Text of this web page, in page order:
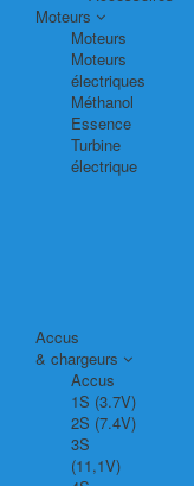
Moteurs
Moteurs
Moteurs
électriques
Méthanol
Essence
Turbine
électrique
Accus
& chargeurs
Accus
1S (3.7V)
2S (7.4V)
3S
(11,1V)